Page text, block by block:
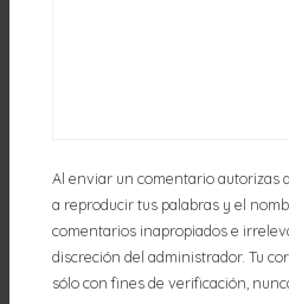
Al enviar un comentario autorizas
a reproducir tus palabras y el
comentarios inapropiados e
discreción del administrador. Tu
sólo con fines de verificación,